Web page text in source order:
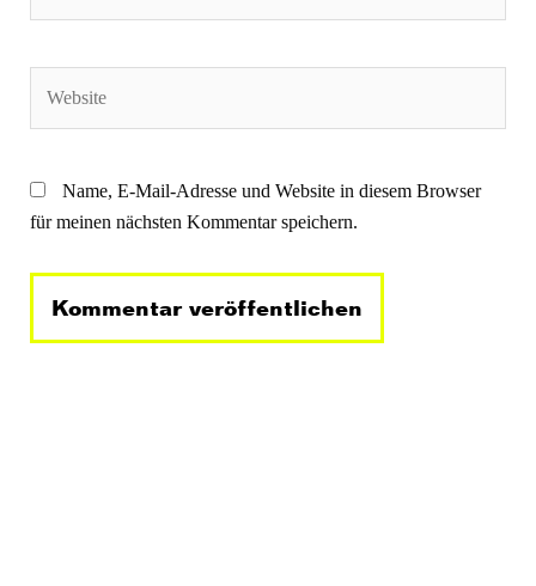
Name, E-Mail-Adresse und Website in diesem Browser
für meinen nächsten Kommentar speichern.